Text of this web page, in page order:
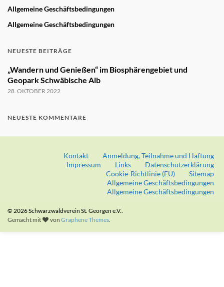
Allgemeine Geschäftsbedingungen
Allgemeine Geschäftsbedingungen
NEUESTE BEITRÄGE
„Wandern und Genießen“ im Biosphärengebiet und
Geopark Schwäbische Alb
28. OKTOBER 2022
NEUESTE KOMMENTARE
Kontakt
Anmeldung, Teilnahme und Haftung
Impressum
Links
Datenschutzerklärung
Cookie-Richtlinie (EU)
Sitemap
Allgemeine Geschäftsbedingungen
Allgemeine Geschäftsbedingungen
© 2026 Schwarzwaldverein St. Georgen e.V..
Gemacht mit
vonGraphene Themes